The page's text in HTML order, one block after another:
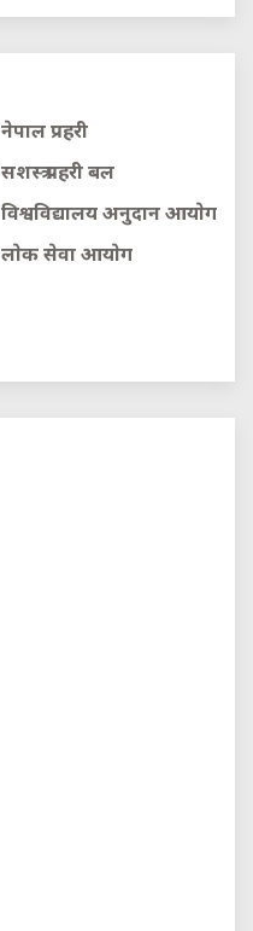
नेपाल प्रहरी
सशस्त्र प्रहरी बल
विश्वविद्यालय अनुदान आयाेग
लाेक सेवा आयाेग